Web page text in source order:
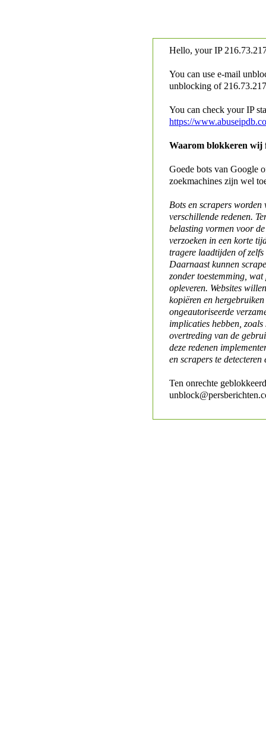
Hello, your IP
You can use e-mail
unblocking of
You can check your IP
https://
Waarom blokkeren wij
Goede bots van Google
zoekmachines zijn wel
Bots en scrapers worden
verschillende redenen.
belasting vormen voor
verzoeken in een korte
tragere laadtijden of
Daarnaast kunnen
zonder toestemming,
opleveren. Websites
kopiëren en
ongeautoriseerde
implicaties hebben,
overtreding van de
deze redenen
en scrapers te detecteren
Ten onrechte